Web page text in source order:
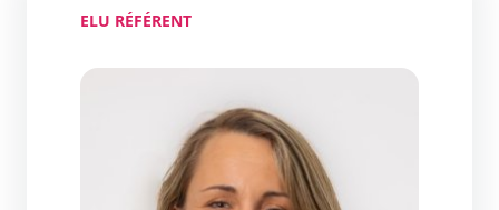
ELU RÉFÉRENT